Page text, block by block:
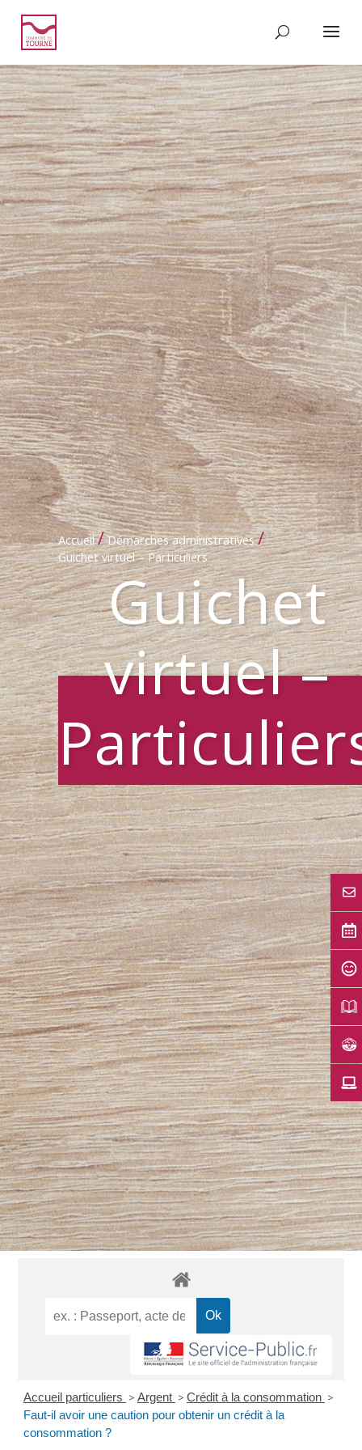
Accueil / Démarches administratives /
Guichet virtuel – Particuliers
Guichet
virtuel –
Accueil particuliers > Argent > Crédit à la consommation >
Faut-il avoir une caution pour obtenir un crédit à la
consommation ?